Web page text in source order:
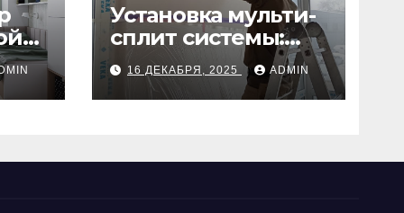
Установка мульти-
сплит системы:
пошаговое
руководство
16 ДЕКАБРЯ, 2025 ADMIN